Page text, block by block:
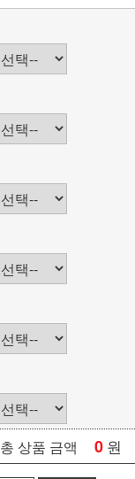
총 상품 금액 0 원